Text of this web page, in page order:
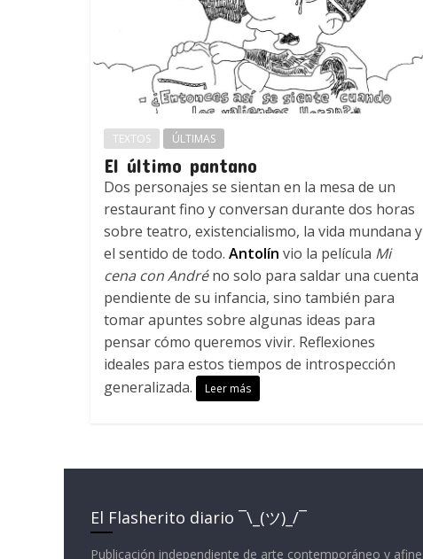
TEXTOS ÚLTIMAS
El último pantano
Dos personajes se sientan en la mesa de un
restaurant fino y conversan durante dos horas
sobre teatro, existencialismo, la vida mundana y
el sentido de todo. Antolín vio la película Mi
cena con Andréno solo para saldar una cuenta
pendiente de su infancia, sino también para
tomar apuntes sobre algunas ideas para
pensar cómo queremos vivir. Reflexiones
ideales para estos tiempos de introspección
generalizada.
Leer más
El Flasherito diario ¯\_(ツ)_/¯
Publicación independiente de arte contemporáneo y